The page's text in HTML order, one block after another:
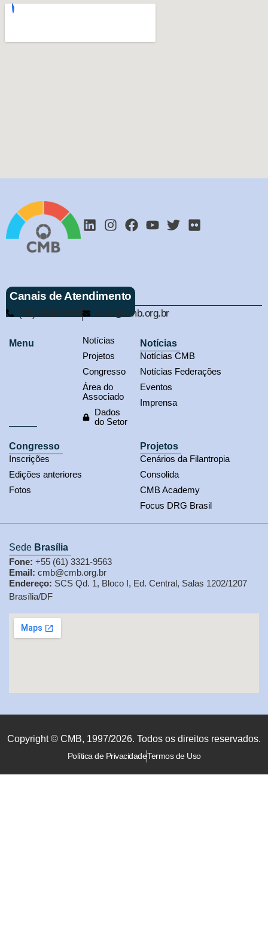
Canais de Atendimento
(61) 3321-9563 cmb@cmb.org.br
Menu
Notícias
Projetos
Congresso
Área do
Associado
Dados
do Setor
Notícias
Notícias CMB
Notícias Federações
Eventos
Imprensa
Congresso
Inscrições
Edições anteriores
Fotos
Projetos
Cenários da Filantropia
Consolida
CMB Academy
Focus DRG Brasil
Sede Brasília
Fone: +55 (61) 3321-9563
Email: cmb@cmb.org.br
Endereço: SCS Qd. 1, Bloco I, Ed. Central, Salas 1202/1207
Brasília/DF
Copyright © CMB, 1997/2026. Todos os direitos reservados.
Política de PrivacidadeTermos de Uso